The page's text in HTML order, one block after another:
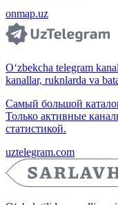
onmap.uz
O‘zbekcha telegram
kanallar, ruknlarda va
Самый большой
Только активные
статистикой.
uztelegram.com